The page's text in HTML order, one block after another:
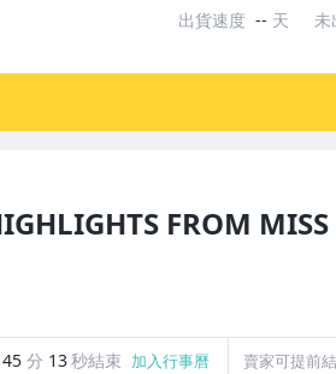
FROM
45 分 11秒結束 加入行事曆 賣家可提前
出貨速度 -- 天 未